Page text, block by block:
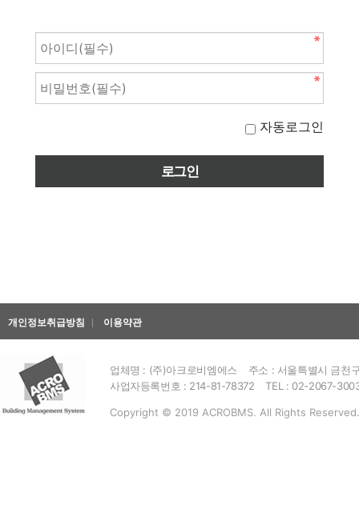
자동로그인
개인정보취급방침 이용약관
업체명 : (주)아크로비엠에스
주소 : 서울특별시 금천
사업자등록번호 : 214-81-78372
TEL : 02-2067-
Copyright © 2019 ACROBMS. All Rights Reserved.